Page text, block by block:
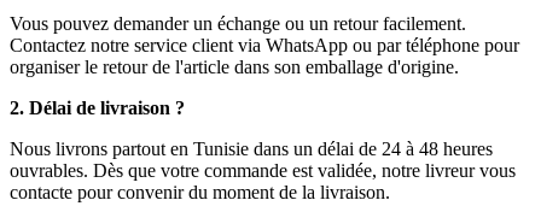
Vous pouvez demander un échange ou un retour facilement.
Contactez notre service client via WhatsApp ou par téléphone pour
organiser le retour de l'article dans son emballage d'origine.
2. Délai de livraison ?
Nous livrons partout en Tunisie dans un délai de 24 à 48 heures
ouvrables. Dès que votre commande est validée, notre livreur vous
contacte pour convenir du moment de la livraison.